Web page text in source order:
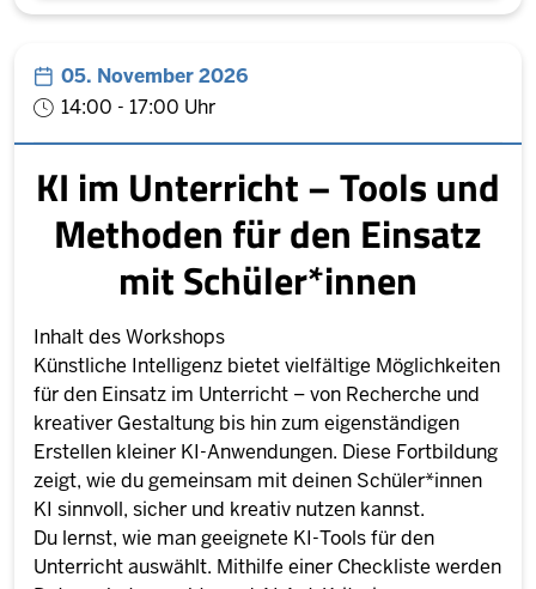
05. November 2026
14:00 - 17:00 Uhr
KI im Unterricht – Tools und
Methoden für den Einsatz
mit Schüler*innen
Inhalt des Workshops
Künstliche Intelligenz bietet vielfältige Möglichkeiten
für den Einsatz im Unterricht – von Recherche und
kreativer Gestaltung bis hin zum eigenständigen
Erstellen kleiner KI-Anwendungen. Diese Fortbildung
zeigt, wie du gemeinsam mit deinen Schüler*innen
KI sinnvoll, sicher und kreativ nutzen kannst.
Du lernst, wie man geeignete KI-Tools für den
Unterricht auswählt. Mithilfe einer Checkliste werden